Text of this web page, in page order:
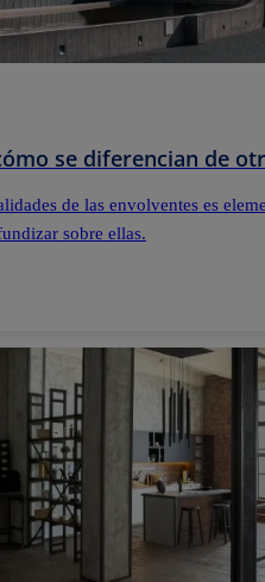
se diferencian de
de las envolventes es
sobre ellas.